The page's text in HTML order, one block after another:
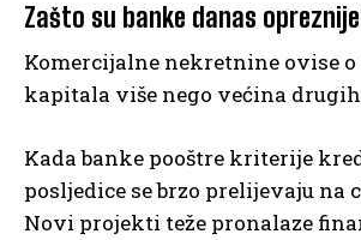
Zašto su banke danas
Komercijalne nekretnine ovise
kapitala više nego većina
Kada banke pooštre kriterije
posljedice se brzo prelijevaju na
Novi projekti teže pronalaze